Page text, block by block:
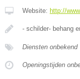
Website: http://
- schilder- behang
Diensten onbekend
Openingstijden